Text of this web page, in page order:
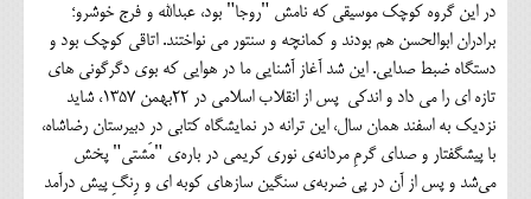
در این گروه کوچک موسیقی که نامش "روجا" بود، عبدالله و فرج خوشرو؛
برادران ابوالحسن هم بودند و کمانچه و سنتور می نواختند. اتاقی کوچک بود و
دستگاه ضبط صدایی. این شد آغاز آشنایی ما در هوایی که بوی دگرگونی های
تازه ای را می داد و اندکی پس از انقلاب اسلامی در ۲۲بهمن ۱۳۵۷، شاید
نزدیک به اسفند همان سال، این ترانه در نمایشگاه کتابی در دبیرستان رضاشاه،
با پیشگفتار و صدای گرمِ مردانه‌ی نوری کریمی در باره‌ی "مَشتی" پخش
می‌شد و پس از آن در پی ضربه‌ی سنگین سازهای کوبه ای و رِنگِ پیش درآمد